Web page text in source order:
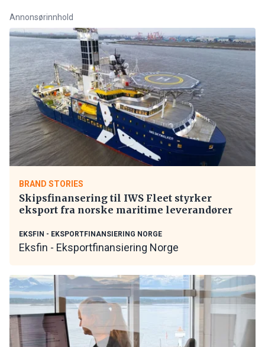
Annonsørinnhold
BRAND STORIES
Skipsfinansering til IWS Fleet styrker
eksport fra norske maritime leverandører
EKSFIN - EKSPORTFINANSIERING NORGE
Eksfin - Eksportfinansiering Norge